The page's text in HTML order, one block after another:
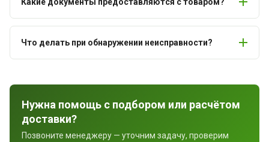
Что делать при обнаружении неисправности?
Нужна помощь с подбором или расчётом
доставки?
Позвоните менеджеру — уточним задачу, проверим